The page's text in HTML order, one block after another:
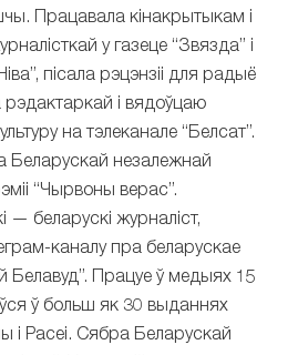
Працавала кінакрытыкам і
у газеце “Звязда” і
пісала рэцэнзіі для радыё
рэдактаркай і вядоўцаю
на тэлеканале “Белсат”.
Беларускай незалежнай
“Чырвоны верас”.
— беларускі журналіст,
каналу пра беларускае
Белавуд”. Працуе ў медыях 15
ў больш як 30 выданнях
і Расеі. Сябра Беларускай